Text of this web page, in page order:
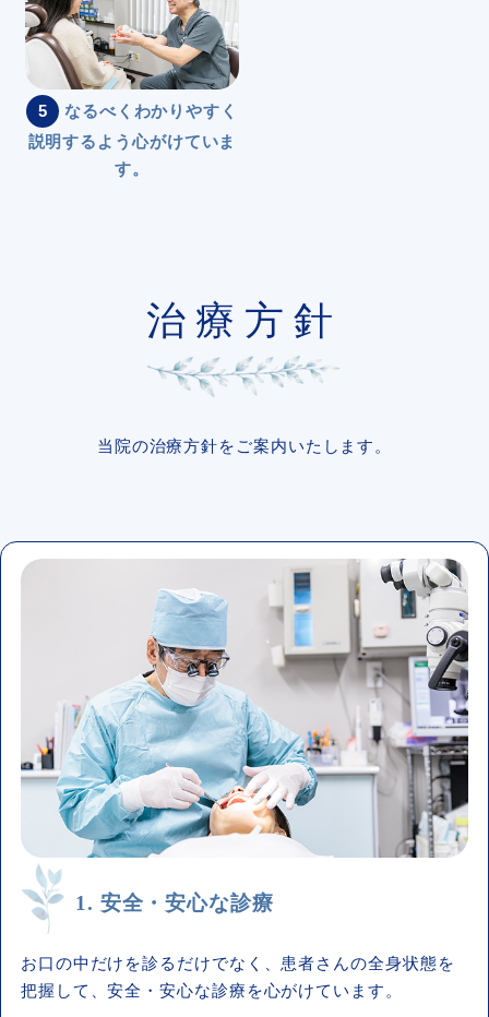
5
なるべくわかりやすく
説明するよう心がけていま
す。
治療方針
当院の治療方針をご案内いたします。
1. 安全・安心な診療
お口の中だけを診るだけでなく、患者さんの全身状態を
把握して、安全・安心な診療を心がけています。